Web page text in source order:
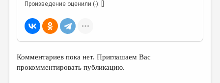
ПУБЛИЦИСТИКА
РЕЦЕНЗИРОВАНИЕ
ЦИКЛЫ ПУБЛИКАЦИЙ
ТРЕДИАКОВСКИЙ
Произведение оценили (-): []
Комментариев пока нет. Приглашаем Вас
прокомментировать публикацию.